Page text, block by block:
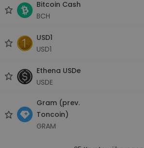
Bitcoin Cash
BCH
USD1
USD1
Ethena USDe
USDE
Gram (prev.
Toncoin)
GRAM